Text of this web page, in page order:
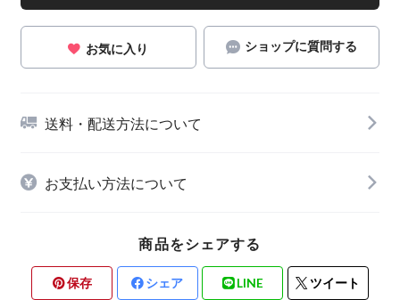
お気に入り ショップに質問する
送料・配送方法について
お支払い方法について
商品をシェアする
保存 シェア LINE ツイート